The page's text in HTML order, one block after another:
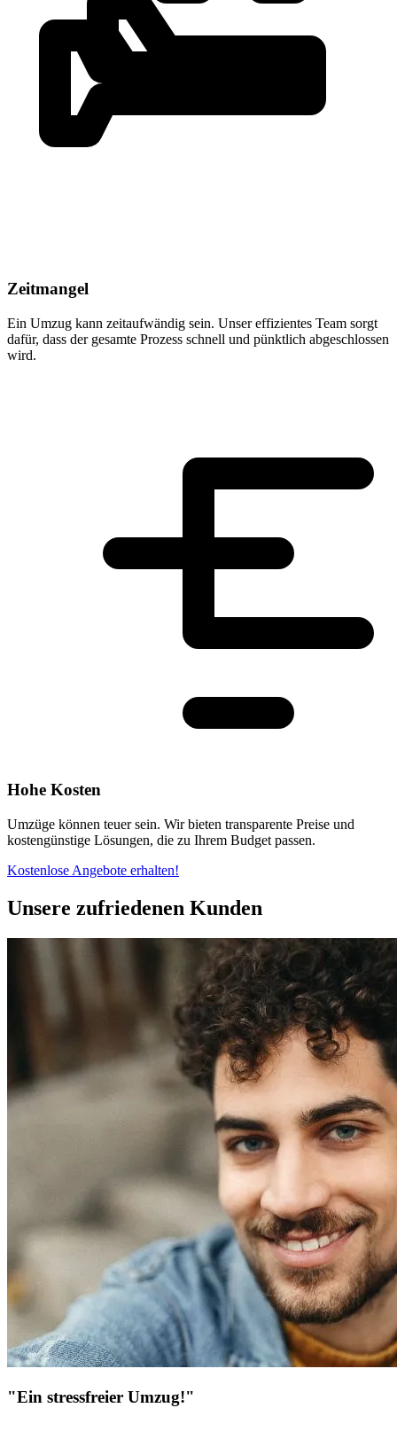
Zeitmangel
Ein Umzug kann zeitaufwändig sein. Unser effizientes Team sorgt
dafür, dass der gesamte Prozess schnell und pünktlich abgeschlossen
wird.
Hohe Kosten
Umzüge können teuer sein. Wir bieten transparente Preise und
kostengünstige Lösungen, die zu Ihrem Budget passen.
Kostenlose Angebote erhalten!
Unsere zufriedenen Kunden
"Ein stressfreier Umzug!"